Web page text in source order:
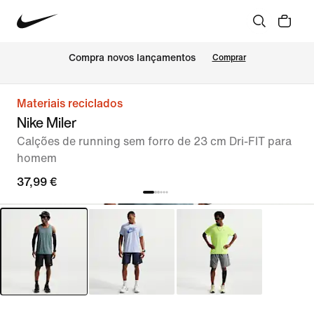
Compra novos lançamentos Comprar
Materiais reciclados
Nike Miler
Calções de running sem forro de 23 cm Dri-FIT para
homem
37,99 €